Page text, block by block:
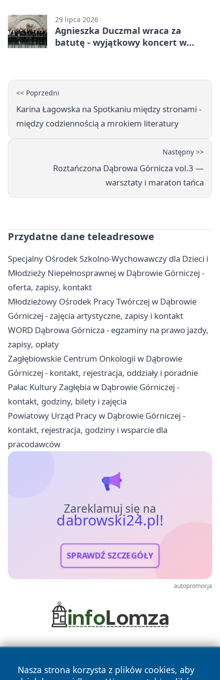
29 lipca 2026
Agnieszka Duczmal wraca za
batutę - wyjątkowy koncert w
<< Poprzedni
Karina Łagowska na Spotkaniu między stronami -
między codziennością a mrokiem literatury
Następny >>
Roztańczona Dąbrowa Górnicza vol.3 —
warsztaty i maraton tańca
Przydatne dane teleadresowe
Specjalny Ośrodek Szkolno-Wychowawczy dla Dzieci i
Młodzieży Niepełnosprawnej w Dąbrowie Górniczej -
oferta, zapisy, kontakt
Młodzieżowy Ośrodek Pracy Twórczej w Dąbrowie
Górniczej - zajęcia artystyczne, zapisy i kontakt
WORD Dąbrowa Górnicza - egzaminy na prawo jazdy,
zapisy, opłaty
Zagłębiowskie Centrum Onkologii w Dąbrowie
Górniczej - kontakt, rejestracja, oddziały i poradnie
Pałac Kultury Zagłębia w Dąbrowie Górniczej -
kontakt, godziny, bilety i zajęcia
Powiatowy Urząd Pracy w Dąbrowie Górniczej -
kontakt, rejestracja, godziny i wsparcie dla
pracodawców
Zareklamuj się na
dabrowski24.pl!
SPRAWDŹ SZCZEGÓŁY
autopromocja
Nasza strona korzysta z plików cookies, aby